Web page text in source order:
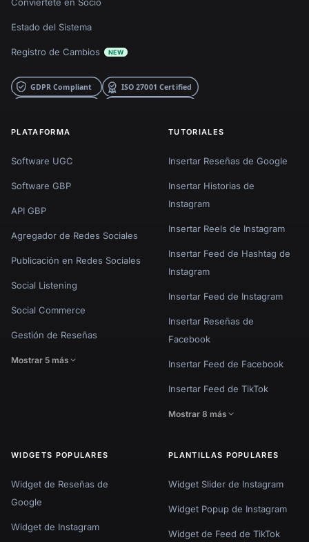
Estado del Sistema
Registro de Cambios NEW
PLATAFORMA
Software UGC
Software GBP
API GBP
Agregador de Redes Sociales
Publicación en Redes Sociales
Social Listening
Social Commerce
Gestión de Reseñas
Mostrar 5 más
TUTORIALES
Insertar Reseñas de Google
Insertar Historias de
Instagram
Insertar Reels de Instagram
Insertar Feed de Hashtag de
Instagram
Insertar Feed de Instagram
Insertar Reseñas de
Facebook
Insertar Feed de Facebook
Insertar Feed de TikTok
Mostrar 8 más
WIDGETS POPULARES
Widget de Reseñas de
Google
Widget de Instagram
PLANTILLAS POPULARES
Widget Slider de Instagram
Widget Popup de Instagram
Widget de Feed de TikTok